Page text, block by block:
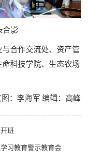
合影
合作交流处、资产管
科技学院、生态农场
图：李海军 编辑：高峰
班
习教育警示教育会